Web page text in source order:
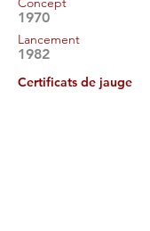
1970
Lancement
1982
Certificats de jauge